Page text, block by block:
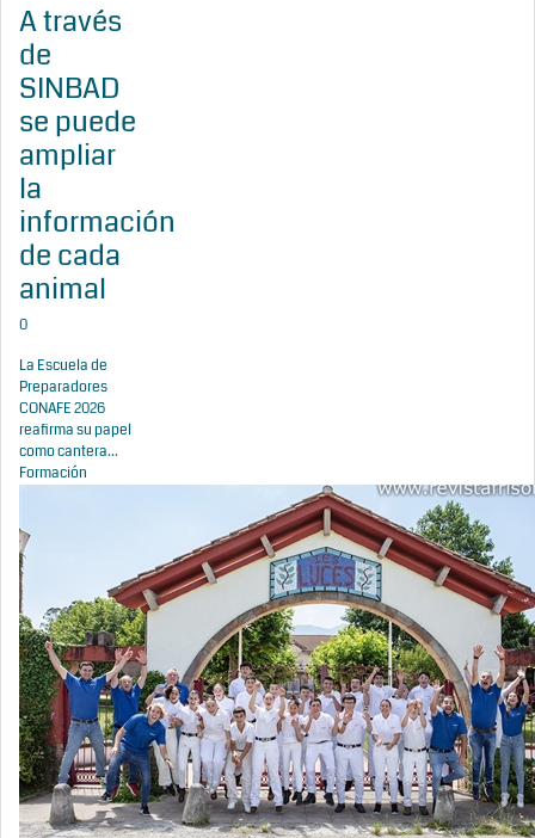
A través
de
SINBAD
se puede
ampliar
la
información
de cada
animal
0
La Escuela de
Preparadores
CONAFE 2026
reafirma su papel
como cantera...
Formación